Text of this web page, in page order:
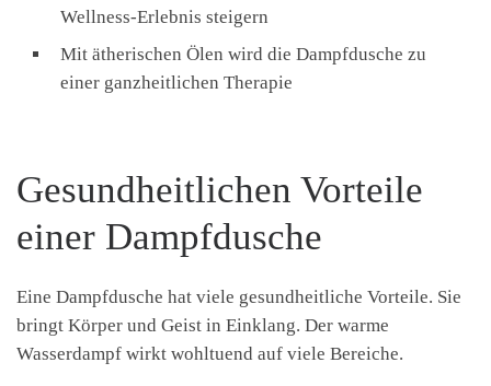
Wellness-Erlebnis steigern
Mit ätherischen Ölen wird die Dampfdusche zu
einer ganzheitlichen Therapie
Gesundheitlichen Vorteile
einer Dampfdusche
Eine Dampfdusche hat viele gesundheitliche Vorteile. Sie
bringt Körper und Geist in Einklang. Der warme
Wasserdampf wirkt wohltuend auf viele Bereiche.